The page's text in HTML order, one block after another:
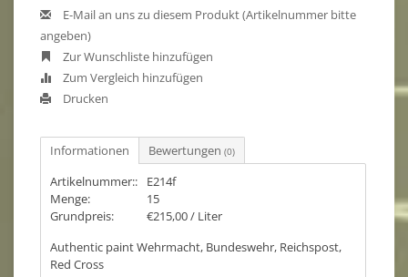
E-Mail an uns zu diesem Produkt (Artikelnummer bitte
angeben)
Zur Wunschliste hinzufügen
Zum Vergleich hinzufügen
Drucken
Informationen Bewertungen (0)
Artikelnummer::
E214f
Menge:
15
Grundpreis:
€215,00 / Liter
Authentic paint Wehrmacht, Bundeswehr, Reichspost,
Red Cross